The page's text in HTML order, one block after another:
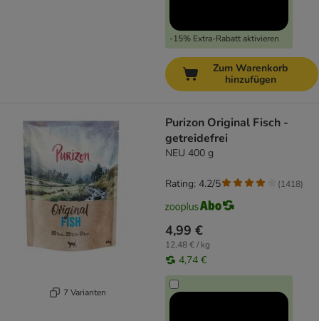
-15% Extra-Rabatt aktivieren
Zum Warenkorb
hinzufügen
7 Varianten
Purizon Original Fisch -
getreidefrei
NEU 400 g
4,99 €
12,48 € / kg
4,74 €
Rating: 4.2/5 (1418)